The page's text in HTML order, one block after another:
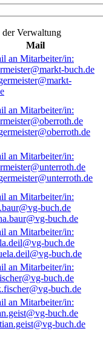
Verwaltung
Mail
buch.de
buch.de
buch.de
buch.de